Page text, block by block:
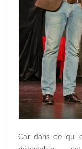
Car dans ce qui